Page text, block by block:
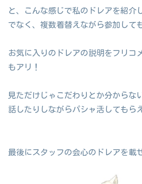
と、こんな感じで私のドレアを紹介
でなく、複数着替えながら参加して
お気に入りのドレアの説明をフリコ
もアリ！
見ただけじゃこだわりとか分からな
話したりしながらパシャ活してもら
最後にスタッフの会心のドレアを載